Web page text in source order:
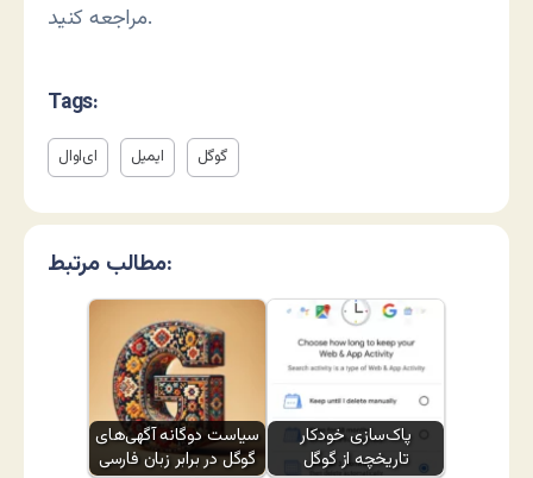
مراجعه کنید.
Tags:
ای‌او‌ال ایمیل گوگل
مطالب مرتبط:
سیاست دوگانه آگهی‌های
گوگل در برابر زبان فارسی
پاک‌سازی خودکار
تاریخچه از گوگل